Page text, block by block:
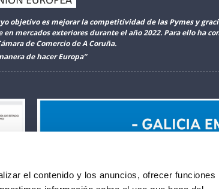
el contenido y los anuncios, ofrecer funciones
objetivo es mejorar la competitividad de las Pymes y
exteriores durante el año 2022. Para ello ha
de Comercio de A Coruña.
de hacer Europa”